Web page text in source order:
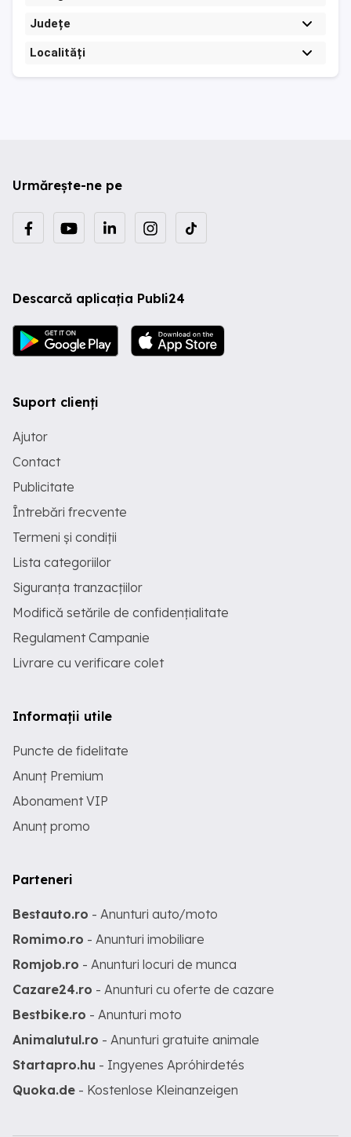
Județe
Localități
Urmărește-ne pe
Descarcă aplicația Publi24
Suport clienți
Ajutor
Contact
Publicitate
Întrebări frecvente
Termeni și condiții
Lista categoriilor
Siguranța tranzacțiilor
Modifică setările de confidențialitate
Regulament Campanie
Livrare cu verificare colet
Informații utile
Puncte de fidelitate
Anunț Premium
Abonament VIP
Anunț promo
Parteneri
Bestauto.ro - Anunturi auto/moto
Romimo.ro - Anunturi imobiliare
Romjob.ro - Anunturi locuri de munca
Cazare24.ro - Anunturi cu oferte de cazare
Bestbike.ro - Anunturi moto
Animalutul.ro - Anunturi gratuite animale
Startapro.hu - Ingyenes Apróhirdetés
Quoka.de - Kostenlose Kleinanzeigen